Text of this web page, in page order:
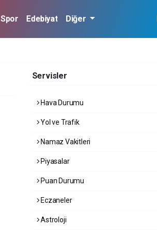
Spor Edebiyat Diğer
Servisler
Hava Durumu
Yol ve Trafik
Namaz Vakitleri
Piyasalar
Puan Durumu
Eczaneler
Astroloji